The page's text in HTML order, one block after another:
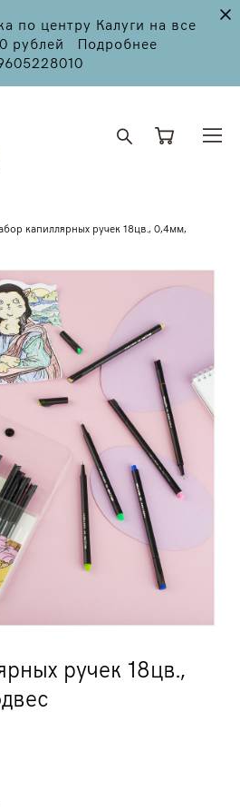
по центру Калуги на все
рублей Подробнее
капиллярных ручек 18цв., 0,4мм,
ручек 18цв.,